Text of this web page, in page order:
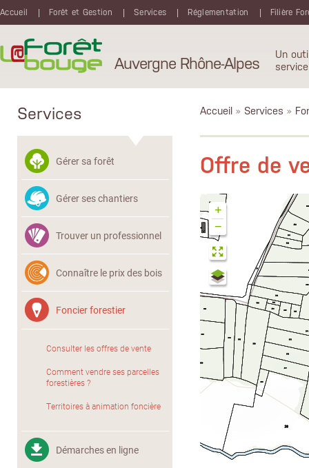
Accueil
Forêt et Gestion Services Réglementation Filière
Auvergne Rhône-Alpes
Un
Services
Gérer sa forêt
Gérer ses chantiers
Trouver un professionnel
Connaître le prix des bois
Foncier forestier
Consulter les offres de vente
Comment vendre ses parcelles
forestières ?
Territoires à animation foncière
Démarches en ligne
Accueil » Services »
Offre de
+
−